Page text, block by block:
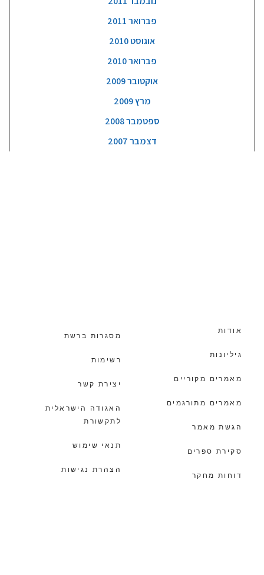
פברואר 2011
אוגוסט 2010
פברואר 2010
אוקטובר 2009
מרץ 2009
ספטמבר 2008
דצמבר 2007
אודות
גיליונות
מאמרים מקוריים
מאמרים מתורגמים
הגשת מאמר
סקירת ספרים
דוחות מחקר
מסגרות ברשת
רשימות
יצירת קשר
האגודה הישראלית
לתקשורת
תנאי שימוש
הצהרת נגישות